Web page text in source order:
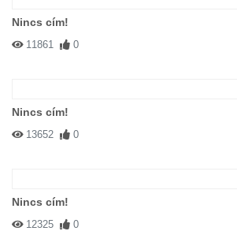
Nincs cím!
11861 0
Nincs cím!
13652 0
Nincs cím!
12325 0